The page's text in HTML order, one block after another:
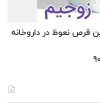
قرص نعوظ در داروخانه